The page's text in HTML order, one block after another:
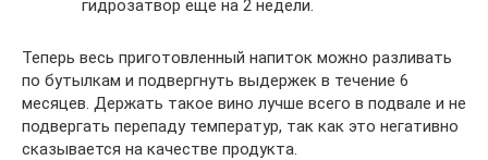
гидрозатвор еще на 2 недели.
Теперь весь приготовленный напиток можно разливать
по бутылкам и подвергнуть выдержек в течение 6
месяцев. Держать такое вино лучше всего в подвале и не
подвергать перепаду температур, так как это негативно
сказывается на качестве продукта.